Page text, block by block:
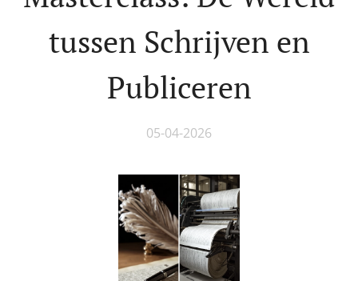
tussen Schrijven en
Publiceren
05-04-2026